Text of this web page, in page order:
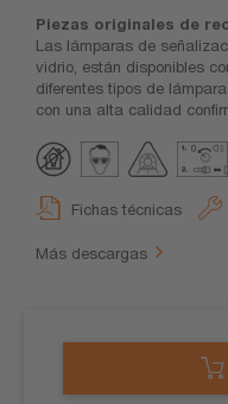
Piezas originales de
Las lámparas de
vidrio, están disponibles
diferentes tipos de
con una alta calidad
Fichas técnicas
Más descargas